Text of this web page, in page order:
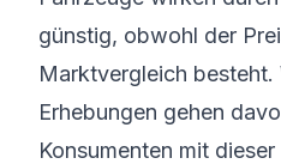
günstig, obwohl der
Marktvergleich besteht.
Erhebungen gehen
Konsumenten mit